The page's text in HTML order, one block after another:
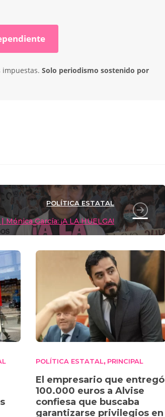
impuestas. Solo periodismo sostenido por
POLÍTICA ESTATAL
Mónica García: ¡A LA HUELGA!
POLÍTICA ESTATAL, PRINCIPAL
El empresario que entregó
100.000 euros a Alvise
confiesa que buscaba
garantizarse privilegios en